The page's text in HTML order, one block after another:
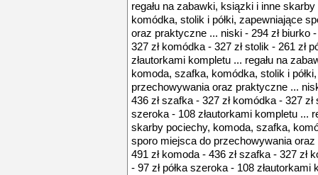
regału na zabawki, ksiązki i inne
komódka, stolik i półki, zapewniające
oraz praktyczne ... niski - 294 zł biurko
327 zł komódka - 327 zł stolik - 261 zł
złautorkami kompletu ... regału na
komoda, szafka, komódka, stolik i
przechowywania oraz praktyczne ...
436 zł szafka - 327 zł komódka - 327 zł
szeroka - 108 złautorkami kompletu ...
skarby pociechy, komoda, szafka,
sporo miejsca do przechowywania
491 zł komoda - 436 zł szafka - 327 zł
- 97 zł półka szeroka - 108